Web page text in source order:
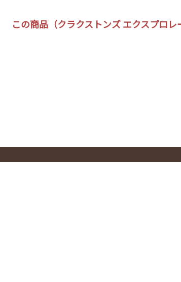
この商品（クラクストンズ エクスプロ